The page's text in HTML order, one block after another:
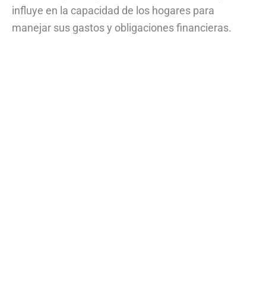
influye en la capacidad de los hogares para
manejar sus gastos y obligaciones financieras.